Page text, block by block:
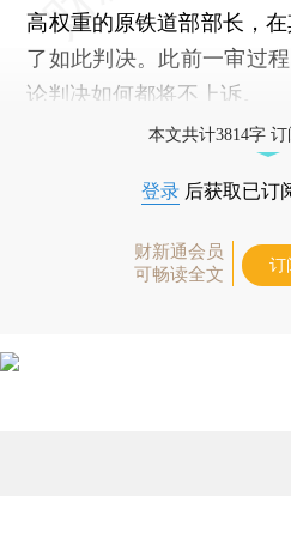
高权重的原铁道部部长，
了如此判决。此前一审过
论判决如何都将不上诉。
本文共计3814字
登录 后获取已订
财新通会员
可畅读全文
订